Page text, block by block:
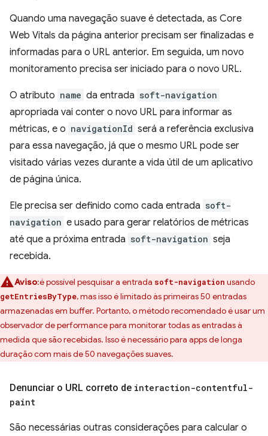
Quando uma navegação suave é detectada, as Core
Web Vitals da página anterior precisam ser finalizadas e
informadas para o URL anterior. Em seguida, um novo
monitoramento precisa ser iniciado para o novo URL.
O atributo name da entrada soft-navigation
apropriada vai conter o novo URL para informar as
métricas, e o navigationId será a referência exclusiva
para essa navegação, já que o mesmo URL pode ser
visitado várias vezes durante a vida útil de um aplicativo
de página única.
Ele precisa ser definido como cada entrada soft-
navigation e usado para gerar relatórios de métricas
até que a próxima entrada soft-navigation seja
recebida.
Aviso:é possível pesquisar a entrada soft-navigation usando
getEntriesByType, mas isso é limitado às primeiras 50 entradas
armazenadas em buffer. Portanto, o método recomendado é usar um
observador de performance para monitorar todas as entradas à
medida que são recebidas. Isso é necessário para apps de longa
duração com mais de 50 navegações suaves.
Denunciar o URL correto de interaction-contentful-
paint
São necessárias outras considerações para calcular o